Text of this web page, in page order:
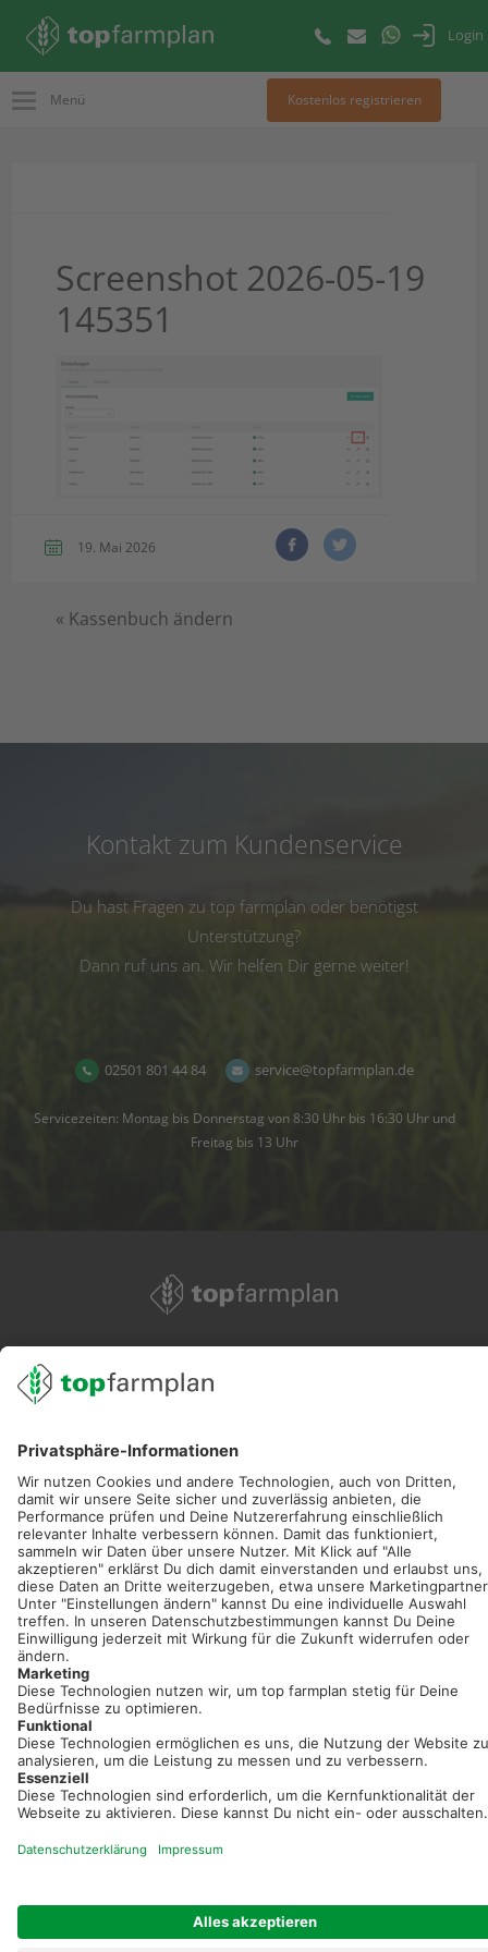
Login
Menü Kostenlos registrieren
Screenshot 2026-05-19
145351
19. Mai 2026
« Kassenbuch ändern
Kontakt zum Kundenservice
Du hast Fragen zu top farmplan oder benötigst
Unterstützung?
Dann ruf uns an. Wir helfen Dir gerne weiter!
02501 801 44 84 service@topfarmplan.de
Servicezeiten: Montag bis Donnerstag von 8:30 Uhr bis 16:30 Uhr und
Freitag bis 13 Uhr
service@topfarmplan.de
Sei immer auf dem Laufenden!
Neue Features, spannende Tipps und hilfreiche Anleitungen!
Registriere dich kostenlos!
einfach und bequem!
Kostenlos registrieren & sofort starten
Impressum Kontakt & Hilfe